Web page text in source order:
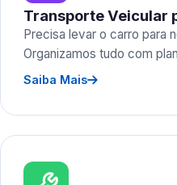
Transporte Veicular
Precisa levar o carro para
Organizamos tudo com
Saiba Mais